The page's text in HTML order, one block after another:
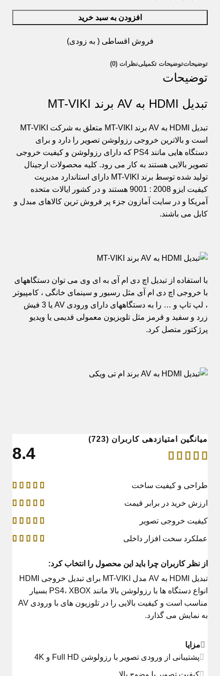
افزودن به سبد خرید
فروش اقساطی ( به زودی)
توضیحاتتوضیحات تکمیلینظرات (0)
توضیحات
تبدیل HDMI به AV برند MT-VIKI
تبدیل HDMI به AV
برند MT-VIKI متعلق به شرکت MT-VIKI
است و بالاترین خروجی رزولوشن تصویر را دارد و برای
دستگاه هایی مانند PS4 که دارای رزولوشن و کیفیت خروجی
تصویر بالایی هستند به کار می رود. کلیه محصولات ارجینال
تولید شده توسط برند MT-VIKI دارای استاندارد مدیریت
کیفیت ایزو 2008 : 9001 هستند و در کشور ایالات متحده
آمریکا و در سایت آمازون جزء پر فروش ترین کالاهای مبدل و
کابل می باشند.
با استفاده از تبدیل اچ دی ام آی به ای وی می توان دستگاههای
با خروجی اچ دی ام آی مثل رسیور و سینمای خانگی ، کامپیوتر
، لپ تاپ و … را به دستگاههای دارای ورودی AV یا 3 فیش
زرد و سفید و قرمز مثل تلویزیون معمولی قدیمی یا ویدیو
پرژکتور متصل کرد.
میانگین امتیازدهی کاربران (723)
4.8
طراحی و کیفیت ساخت
ارزش خرید در برابر قیمت
کیفیت خروجی تصویر
عملکرد سخت افزار داخلی
از نظر کاربران چرا باید این محصول را انتخاب کرد:
تبدیل HDMI به AV مدل MT-VIKI برای تبدیل خروجی HDMI
انواع دستگاه ها با رزولوشن بالا مانند PS4، XBOX بسیار
مناسب است و کیفیت بالایی را در تلوزیون های با ورودی AV
به نمایش می گذارد.
مزایا
پشتیبانی از ورودی تصویر با رزولوشن Full HD و 4K
کیفیت تصویر با وضوح بالا